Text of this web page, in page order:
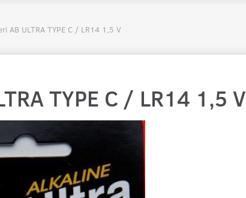
AB ULTRA TYPE C / LR14 1,5 V
TYPE C / LR14 1,5 V